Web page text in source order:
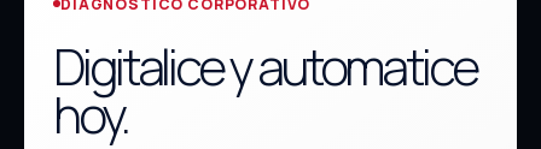
DIAGNÓSTICO CORPORATIVO
Digitalice y automatice
hoy.